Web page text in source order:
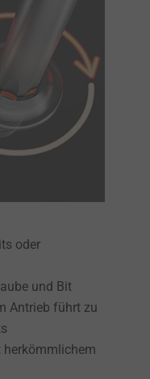
oder
und Bit
Antrieb führt zu